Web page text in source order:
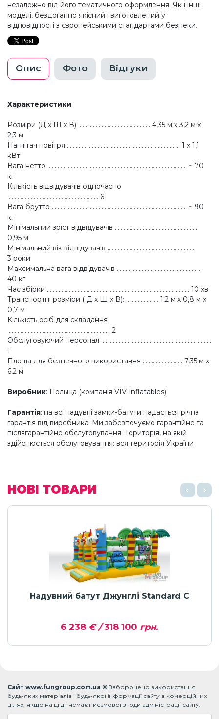
незалежно від його тематичного оформлення. Як і інші
моделі, бездоганно якісний і виготовлений у
відповідності з європейськими стандартами безпеки.
Опис Фото Відгуки
Характеристики:
Розміри (Д x Ш x В) ................................................. 4,35 м х 3,2 м x
2,3 м
Нагнітач повітря ............................................................................. 1 х 1,1
кВт
Вага нетто ............................................................................................... ~ 70
кг
Кількість відвідувачів одночасно
.............................................................. 6
Вага брутто ............................................................................................ ~ 90
кг
Мінімальний зріст відвідувачів ........................................................
0,95 м
Мінімальний вік відвідувачів ...........................................................
3 роки
Максимальна вага відвідувачів .........................................................
40 кг
Час збірки ................................................................................................. 10 хв
Транспортні розміри ( Д x Ш x В): ...................... 1,2 м х 0,8 м х
0,7 м
Кількість осіб для складання
...................................................................... 2
Обслуговуючий персонал ...........................................................................
1
Площа для безпечного використання ........................... 7,35 м х
6,2 м
Виробник: Польща (компанія VIV Inflatables)
Гарантія: на всі надувні замки-батути надається річна
гарантія від виробника. Ми забезпечуємо гарантійне та
післягарантійне обслуговування. Територія, на якій
здійснюється обслуговування: вся територія України
НОВІ ТОВАРИ
Надувний батут Джунглі Standard C
6 238 € /318 100 грн.
Сайт www.fungroup.com.ua ©Заборонено використання
будь-яких матеріалів і будь-якої інформації сайту в комерційних
цілях, якщо на ці дії немає письмової згоди адміністрації сайту.